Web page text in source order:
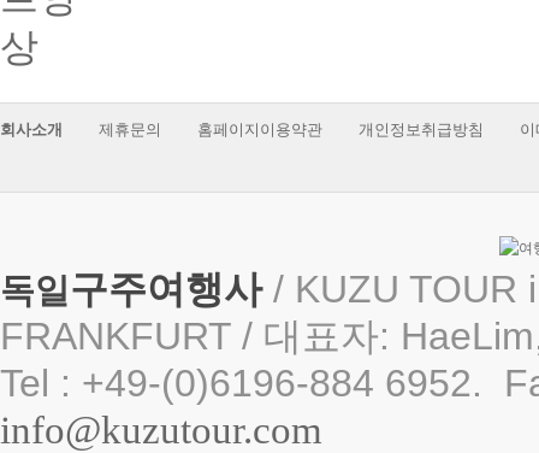
회사소개 제휴문의 홈페이지이용약관 개인정보취급방침
독일 구주여행사/ KUZU TOUR
FRANKFURT / 대표자:
Tel : +49-(0)6196-884 6952.
info@kuzutour.com